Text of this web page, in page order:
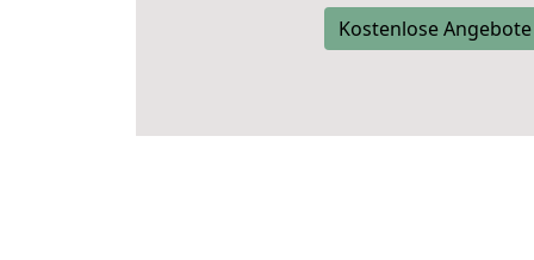
Kostenlose